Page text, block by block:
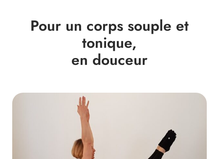
Pour un corps souple et
tonique,
en douceur